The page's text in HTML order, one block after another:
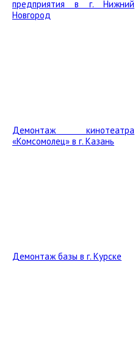
предприятия в г. Нижний
Новгород
Демонтаж кинотеатра
«Комсомолец» в г. Казань
Демонтаж базы в г. Курске